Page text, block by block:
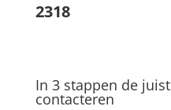
2318
In 3 stappen de
contacteren